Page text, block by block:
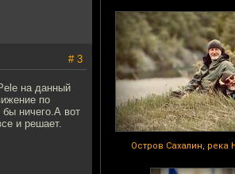
Остров Сахалин, река
# 3
на данный
по
ничего.А вот
и решает.